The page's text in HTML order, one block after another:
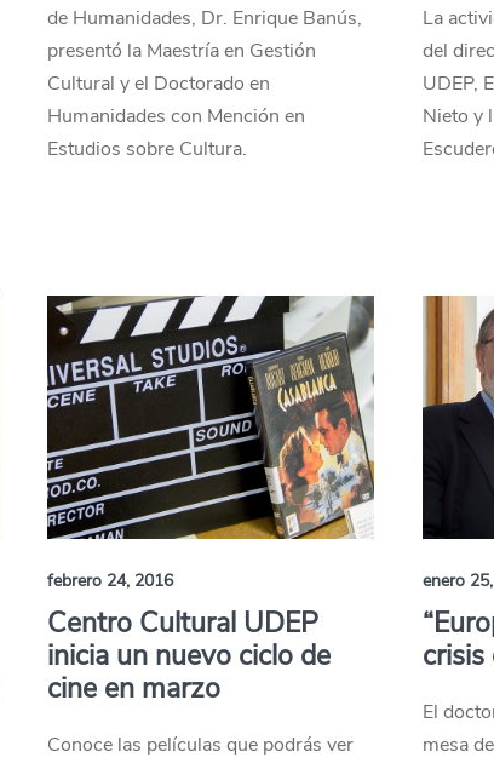
de Humanidades, Dr. Enrique Banús,
presentó la Maestría en Gestión
Cultural y el Doctorado en
Humanidades con Mención en
Estudios sobre Cultura.
La
del
UDEP,
Nieto y
febrero 24, 2016
Centro Cultural UDEP
inicia un nuevo ciclo de
cine en marzo
Conoce las películas que podrás ver
enero
crisis
El
mesa